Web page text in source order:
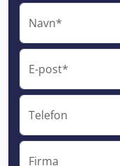
Navn*
E-post*
Telefon
Firma